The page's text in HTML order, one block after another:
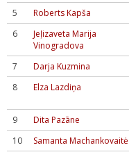
5
Roberts Kapša
6
Jeļizaveta Marija
Vinogradova
7 Darja Kuzmina
8
Elza Lazdiņa
9 Dita Pazāne
10
Samanta Machankovaitė